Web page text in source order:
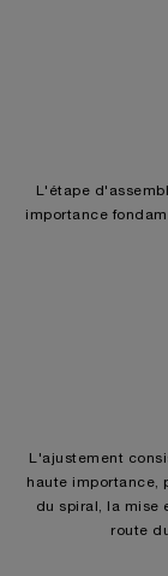
L'étape
importance
L'ajustement
haute importance,
du spiral, la mise
route